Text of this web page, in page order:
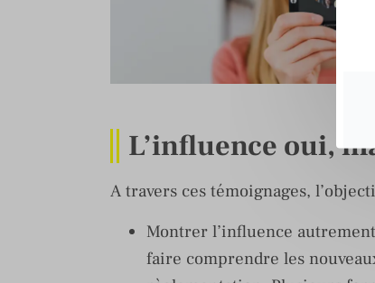
L’influence oui,
A travers ces témoignages,
Montrer l’influence
faire comprendre les